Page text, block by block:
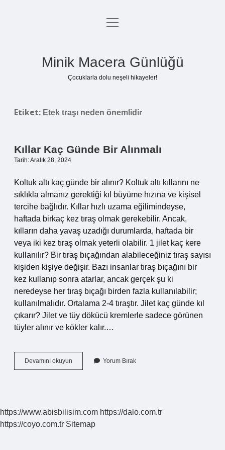
Anasayfa
menüyü
Minik Macera Günlüğü
Çocuklarla dolu neşeli hikayeler!
Etiket: Etek traşı neden önemlidir
Kıllar Kaç Günde Bir Alınmalı
Tarih: Aralık 28, 2024
Koltuk altı kaç günde bir alınır? Koltuk altı kıllarını ne
sıklıkla almanız gerektiği kıl büyüme hızına ve kişisel
tercihe bağlıdır. Kıllar hızlı uzama eğilimindeyse,
haftada birkaç kez tıraş olmak gerekebilir. Ancak,
kılların daha yavaş uzadığı durumlarda, haftada bir
veya iki kez tıraş olmak yeterli olabilir. 1 jilet kaç kere
kullanılır? Bir tıraş bıçağından alabileceğiniz tıraş sayısı
kişiden kişiye değişir. Bazı insanlar tıraş bıçağını bir
kez kullanıp sonra atarlar, ancak gerçek şu ki
neredeyse her tıraş bıçağı birden fazla kullanılabilir;
kullanılmalıdır. Ortalama 2-4 tıraştır. Jilet kaç günde kıl
çıkarır? Jilet ve tüy dökücü kremlerle sadece görünen
tüyler alınır ve kökler kalır.…
Devamını okuyun
Kaç
Yorum Bırak
https://www.abisbilisim.com https://dalo.com.tr
https://coyo.com.tr Sitemap